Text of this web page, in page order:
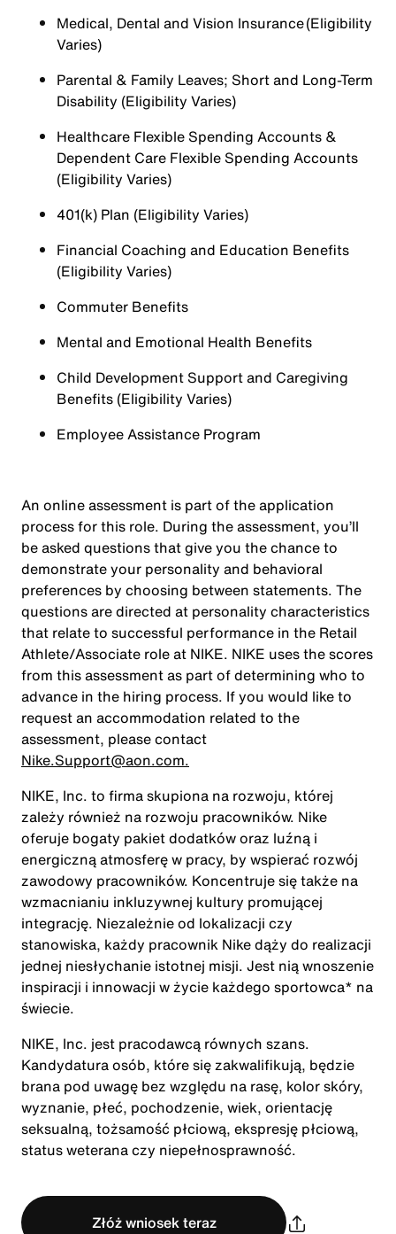
Medical, Dental and Vision Insurance (Eligibility
Varies)
Parental & Family Leaves; Short and Long-Term
Disability (Eligibility Varies)
Healthcare Flexible Spending Accounts &
Dependent Care Flexible Spending Accounts
(Eligibility Varies)
401(k) Plan (Eligibility Varies)
Financial Coaching and Education Benefits
(Eligibility Varies)
Commuter Benefits
Mental and Emotional Health Benefits
Child Development Support and Caregiving
Benefits (Eligibility Varies)
Employee Assistance Program
An online assessment is part of the application
process for this role. During the assessment, you’ll
be asked questions that give you the chance to
demonstrate your personality and behavioral
preferences by choosing between statements. The
questions are directed at personality characteristics
that relate to successful performance in the Retail
Athlete/Associate role at NIKE. NIKE uses the scores
from this assessment as part of determining who to
advance in the hiring process. If you would like to
request an accommodation related to the
assessment, please contact
Nike.Support@aon.com.
NIKE, Inc. to firma skupiona na rozwoju, której
zależy również na rozwoju pracowników. Nike
oferuje bogaty pakiet dodatków oraz luźną i
energiczną atmosferę w pracy, by wspierać rozwój
zawodowy pracowników. Koncentruje się także na
wzmacnianiu inkluzywnej kultury promującej
integrację. Niezależnie od lokalizacji czy
stanowiska, każdy pracownik Nike dąży do realizacji
jednej niesłychanie istotnej misji. Jest nią wnoszenie
inspiracji i innowacji w życie każdego sportowca* na
świecie.
NIKE, Inc. jest pracodawcą równych szans.
Kandydatura osób, które się zakwalifikują, będzie
brana pod uwagę bez względu na rasę, kolor skóry,
wyznanie, płeć, pochodzenie, wiek, orientację
seksualną, tożsamość płciową, ekspresję płciową,
status weterana czy niepełnosprawność.
Złóż wniosek teraz